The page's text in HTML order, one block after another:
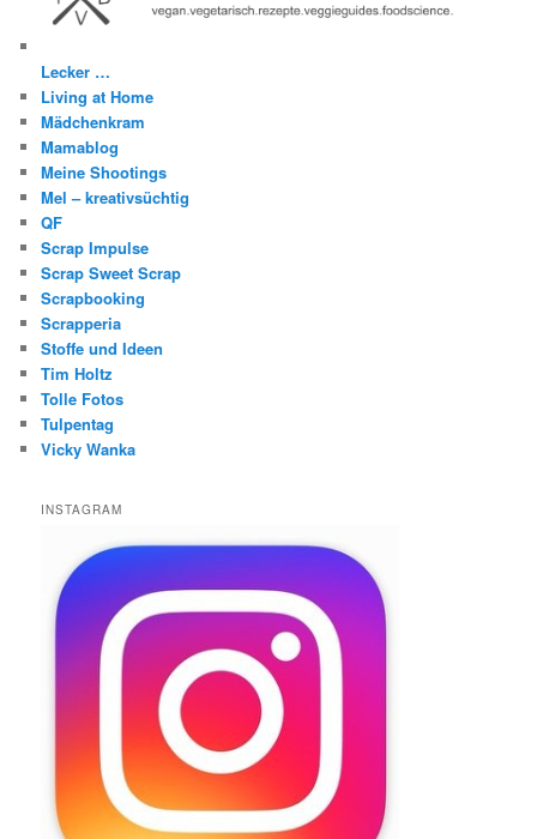
Lecker …
Living at Home
Mädchenkram
Mamablog
Meine Shootings
Mel – kreativsüchtig
QF
Scrap Impulse
Scrap Sweet Scrap
Scrapbooking
Scrapperia
Stoffe und Ideen
Tim Holtz
Tolle Fotos
Tulpentag
Vicky Wanka
INSTAGRAM